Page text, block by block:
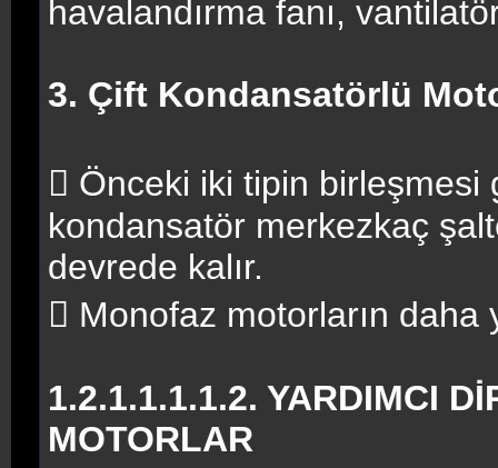
havalandırma fanı,
3. Çift Kondansatörlü
 Önceki iki tipin birleşmesi
kondansatör merkezkaç
devrede kalır.
 Monofaz motorların daha
1.2.1.1.1.1.2. YARDIMCI
MOTORLAR